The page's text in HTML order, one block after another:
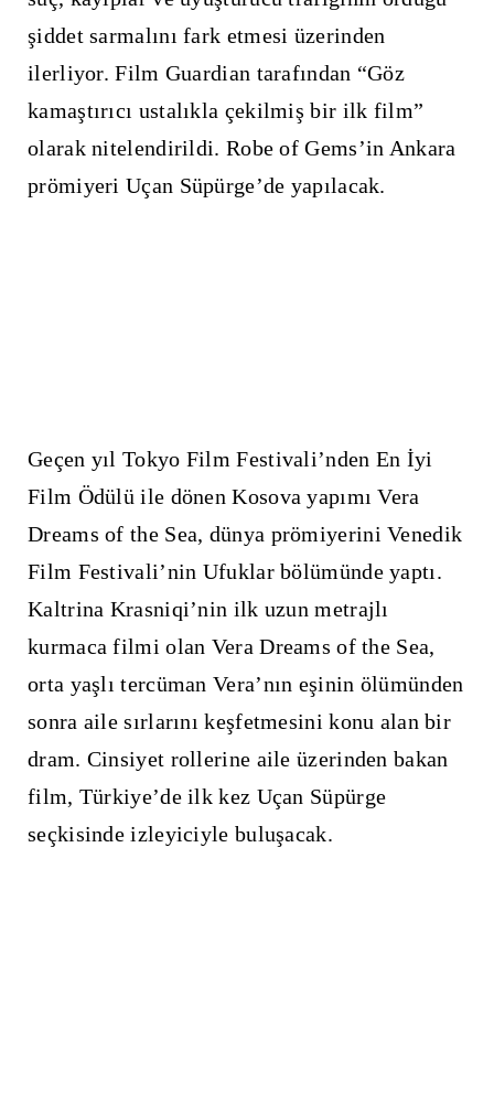
şiddet sarmalını fark etmesi üzerinden
ilerliyor. Film Guardian tarafından “Göz
kamaştırıcı ustalıkla çekilmiş bir ilk film”
olarak nitelendirildi. Robe of Gems’in Ankara
prömiyeri Uçan Süpürge’de yapılacak.
Geçen yıl Tokyo Film Festivali’nden En İyi
Film Ödülü ile dönen Kosova yapımı Vera
Dreams of the Sea, dünya prömiyerini Venedik
Film Festivali’nin Ufuklar bölümünde yaptı.
Kaltrina Krasniqi’nin ilk uzun metrajlı
kurmaca filmi olan Vera Dreams of the Sea,
orta yaşlı tercüman Vera’nın eşinin ölümünden
sonra aile sırlarını keşfetmesini konu alan bir
dram. Cinsiyet rollerine aile üzerinden bakan
film, Türkiye’de ilk kez Uçan Süpürge
seçkisinde izleyiciyle buluşacak.